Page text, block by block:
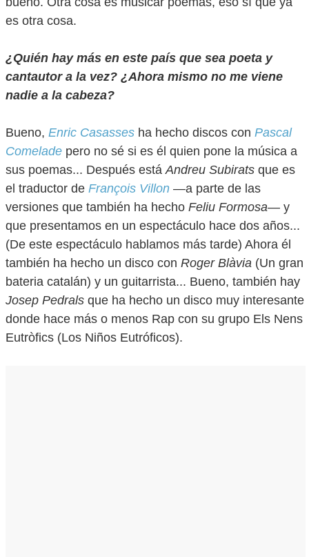
es otra cosa.
¿Quién hay más en este país que sea poeta y
cantautor a la vez? ¿Ahora mismo no me viene
nadie a la cabeza?
Bueno, Enric Casasses ha hecho discos con Pascal
Comelade pero no sé si es él quien pone la música a
sus poemas... Después estáAndreu Subirats que es
el traductor de François Villon —a parte de las
versiones que también ha hecho Feliu Formosa— y
que presentamos en un espectáculo hace dos años...
(De este espectáculo hablamos más tarde) Ahora él
también ha hecho un disco con Roger Blàvia (Un gran
bateria catalán) y un guitarrista... Bueno, también hay
Josep Pedrals que ha hecho un disco muy interesante
donde hace más o menos Rap con su grupo Els Nens
Eutròfics (Los Niños Eutróficos).